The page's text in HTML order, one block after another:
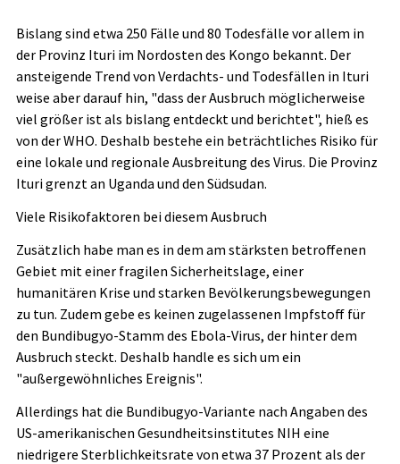
Bislang sind etwa 250 Fälle und 80 Todesfälle vor allem in
der Provinz Ituri im Nordosten des Kongo bekannt. Der
ansteigende Trend von Verdachts- und Todesfällen in Ituri
weise aber darauf hin, "dass der Ausbruch möglicherweise
viel größer ist als bislang entdeckt und berichtet", hieß es
von der WHO. Deshalb bestehe ein beträchtliches Risiko für
eine lokale und regionale Ausbreitung des Virus. Die Provinz
Ituri grenzt an Uganda und den Südsudan.
Viele Risikofaktoren bei diesem Ausbruch
Zusätzlich habe man es in dem am stärksten betroffenen
Gebiet mit einer fragilen Sicherheitslage, einer
humanitären Krise und starken Bevölkerungsbewegungen
zu tun. Zudem gebe es keinen zugelassenen Impfstoff für
den Bundibugyo-Stamm des Ebola-Virus, der hinter dem
Ausbruch steckt. Deshalb handle es sich um ein
"außergewöhnliches Ereignis".
Allerdings hat die Bundibugyo-Variante nach Angaben des
US-amerikanischen Gesundheitsinstitutes NIH eine
niedrigere Sterblichkeitsrate von etwa 37 Prozent als der